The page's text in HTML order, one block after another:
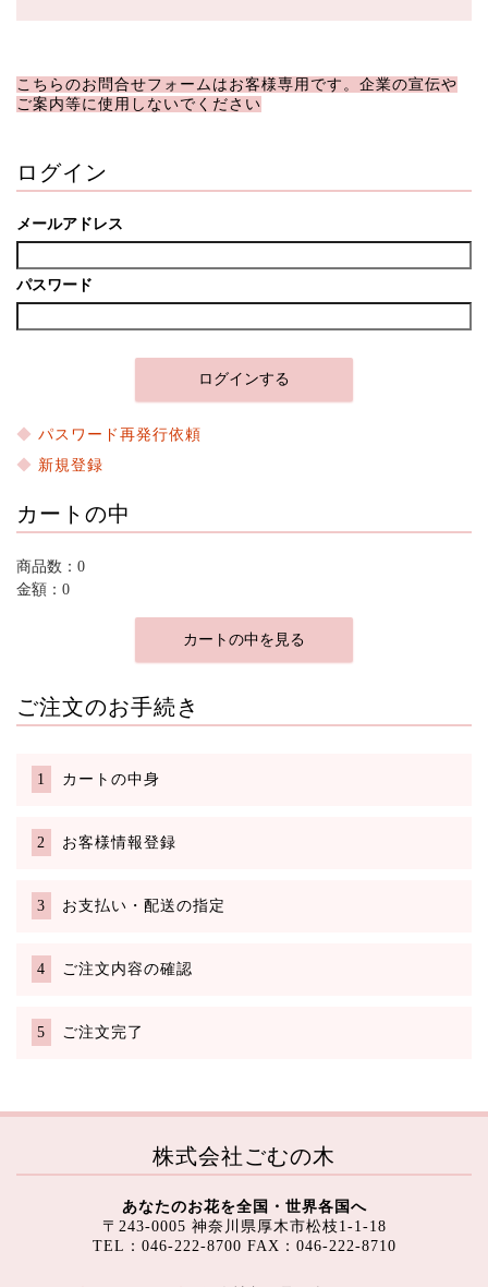
こちらのお問合せフォームはお客様専用です。企業の宣伝や
ご案内等に使用しないでください
ログイン
メールアドレス
パスワード
パスワード再発行依頼
新規登録
カートの中
商品数：0
金額：0
カートの中を見る
ご注文のお手続き
カートの中身
お客様情報登録
お支払い・配送の指定
ご注文内容の確認
ご注文完了
株式会社ごむの木
あなたのお花を全国・世界各国へ
〒243-0005 神奈川県厚木市松枝1-1-18
TEL：046-222-8700 FAX：046-222-8710